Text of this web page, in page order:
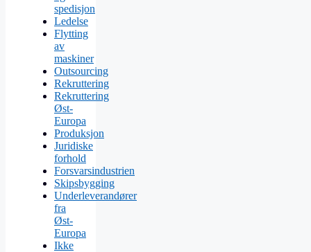
spedisjon
Ledelse
Flytting
av
maskiner
Outsourcing
Rekruttering
Rekruttering
Øst-
Europa
Produksjon
Juridiske
forhold
Forsvarsindustrien
Skipsbygging
Underleverandører
fra
Øst-
Europa
Ikke